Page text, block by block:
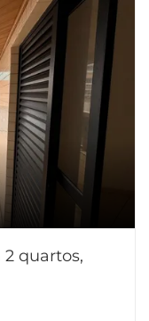
quartos,